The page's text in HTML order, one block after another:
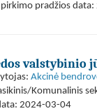
pradžios
valstybinio
Akcinė
Komunalinis
2024-03-04